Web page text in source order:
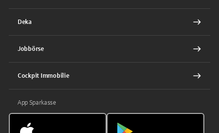
Deka
Jobbörse
Cockpit Immobilie
App Sparkasse